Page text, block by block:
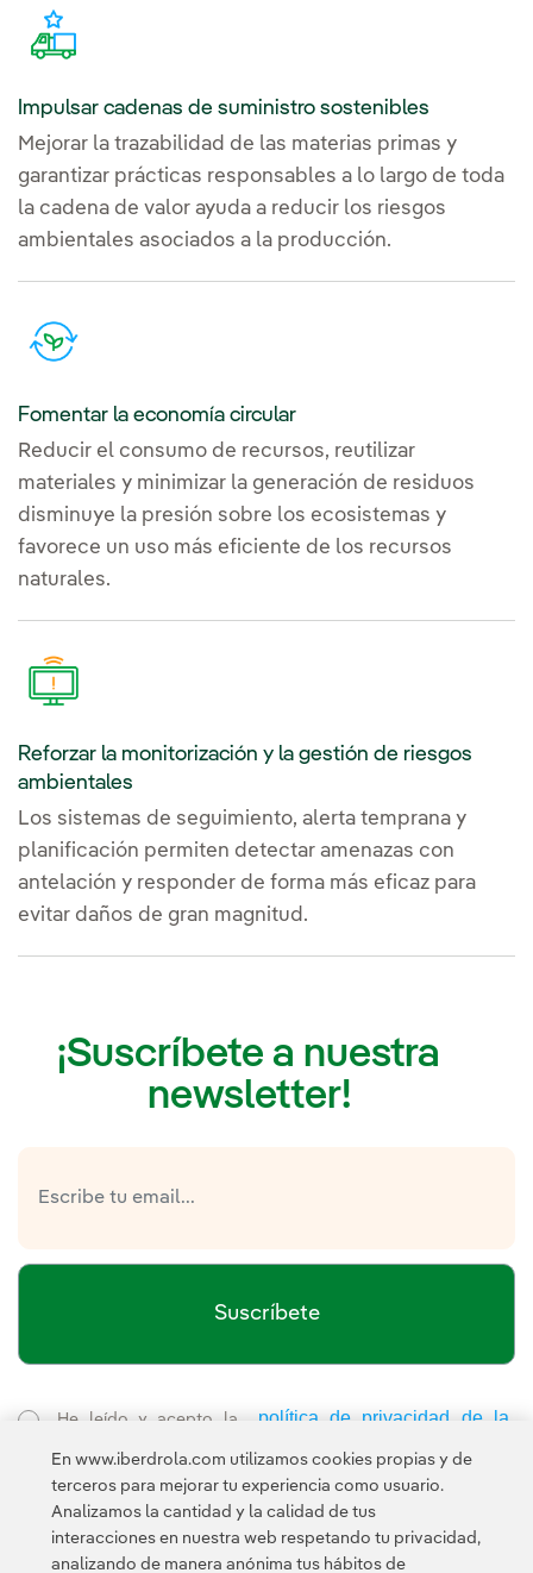
Impulsar cadenas de suministro sostenibles
Mejorar la trazabilidad de las materias primas y
garantizar prácticas responsables a lo largo de toda
la cadena de valor ayuda a reducir los riesgos
ambientales asociados a la producción.
Fomentar la economía circular
Reducir el consumo de recursos, reutilizar
materiales y minimizar la generación de residuos
disminuye la presión sobre los ecosistemas y
favorece un uso más eficiente de los recursos
naturales.
Reforzar la monitorización y la gestión de riesgos
ambientales
Los sistemas de seguimiento, alerta temprana y
planificación permiten detectar amenazas con
antelación y responder de forma más eficaz para
evitar daños de gran magnitud.
¡Suscríbete a nuestra
newsletter!
Suscríbete
He leído y acepto la
política de privacidad de la
Newsletter
Enlace externo, se abre en ventana nueva.
Esta página está protegida por reCAPTCHA y se aplican la
Política de privacidad y los Términos de servicio
En www.iberdrola.com utilizamos cookies propias y de
terceros para mejorar tu experiencia como usuario.
Analizamos la cantidad y la calidad de tus
interacciones en nuestra web respetando tu privacidad,
analizando de manera anónima tus hábitos de